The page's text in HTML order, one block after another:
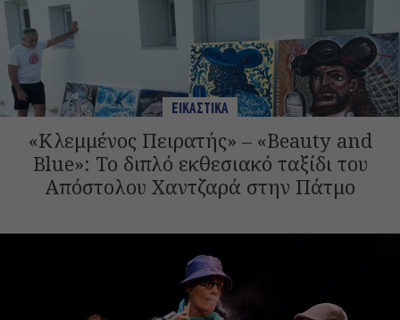
ΕΙΚΑΣΤΙΚΑ
«Κλεμμένος Πειρατής» – «Beauty and
Blue»: Το διπλό εκθεσιακό ταξίδι του
Απόστολου Χαντζαρά στην Πάτμο